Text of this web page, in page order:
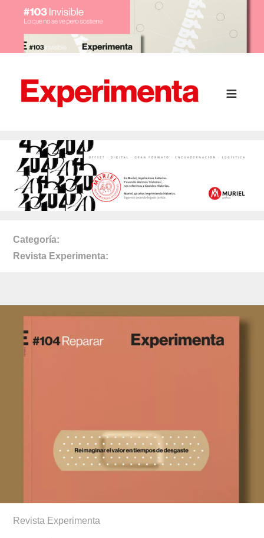
Categoría
Revista Experimenta
Revista Experimenta